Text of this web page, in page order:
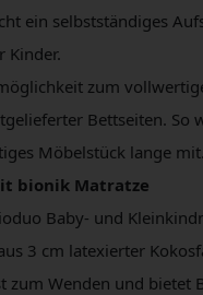
ein selbstständiges
Kinder.
zum
Bettseiten. So
Möbelstück lange mit.
bionik Matratze
Baby- und
3 cm latexierter
zum Wenden und bietet